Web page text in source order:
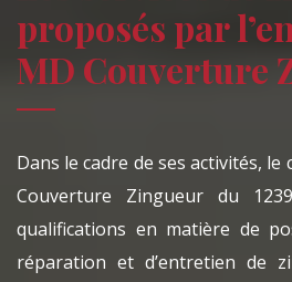
proposés par
MD Couverture
Dans le cadre de ses activités,
Couverture Zingueur du
qualifications en matière de
réparation et d’entretien de